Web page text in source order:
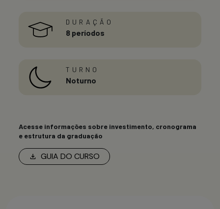
DURAÇÃO
8 períodos
TURNO
Noturno
GUIA DO CURSO
Acesse informações sobre investimento, cronograma
e estrutura da graduação